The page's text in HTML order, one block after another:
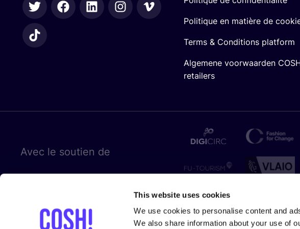
This website uses cookies
We use cookies to personalise content and
We also share information about your use of
Politique en matière de
Terms & Conditions platform
Algemene voorwaarden
retailers
Avec le sou­tien de